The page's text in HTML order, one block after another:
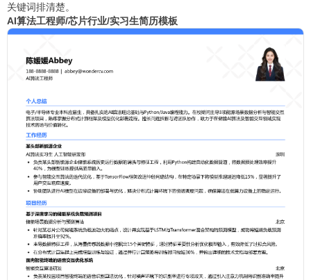
关键词排清楚。
AI算法工程师/芯片行业/实习生简历模板